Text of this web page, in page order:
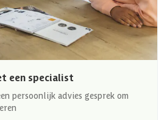
een specialist
persoonlijk advies gesprek om